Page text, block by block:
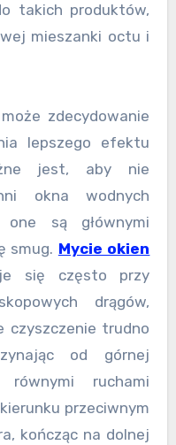
takich produktów,
mieszanki octu i
zdecydowanie
lepszego efektu
jest, aby nie
okna wodnych
są głównymi
smug. Mycie okien
się często przy
drągów,
czyszczenie trudno
od górnej
ruchami
przeciwnym
kończąc na dolnej